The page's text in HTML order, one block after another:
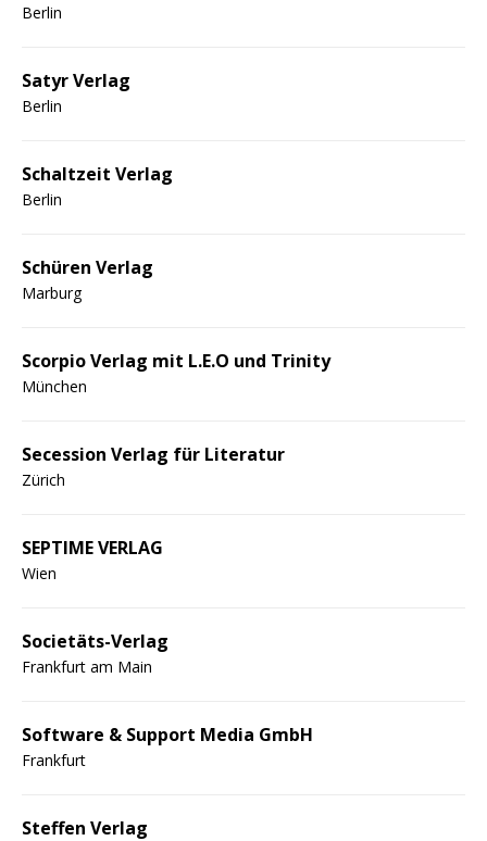
Berlin
Satyr Verlag
Berlin
Schaltzeit Verlag
Berlin
Schüren Verlag
Marburg
Scorpio Verlag mit L.E.O und Trinity
München
Secession Verlag für Literatur
Zürich
SEPTIME VERLAG
Wien
Societäts-Verlag
Frankfurt am Main
Software & Support Media GmbH
Frankfurt
Steffen Verlag